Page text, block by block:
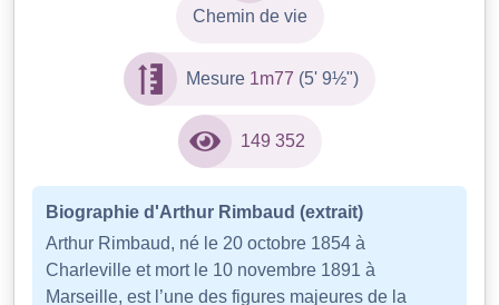
Chemin de vie
Mesure 1m77 (5' 9½")
149 352
Biographie d'Arthur Rimbaud (extrait)
Arthur Rimbaud, né le 20 octobre 1854 à
Charleville et mort le 10 novembre 1891 à
Marseille, est l’une des figures majeures de la